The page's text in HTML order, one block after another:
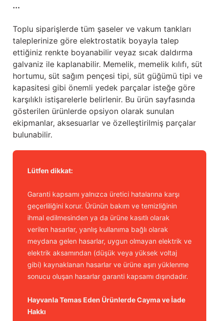
...
Toplu siparişlerde tüm şaseler ve vakum tankları
taleplerinize göre elektrostatik boyayla talep
ettiğiniz renkte boyanabilir veyaz sıcak daldırma
galvaniz ile kaplanabilir. Memelik, memelik kılıfı, süt
hortumu, süt sağım pençesi tipi, süt güğümü tipi ve
kapasitesi gibi önemli yedek parçalar isteğe göre
karşılıklı istişarelerle belirlenir. Bu ürün sayfasında
gösterilen ürünlerde opsiyon olarak sunulan
ekipmanlar, aksesuarlar ve özelleştirilmiş parçalar
bulunabilir.
Lütfen dikkat:
Garanti kapsamı yalnızca üretici hatalarına karşı
geçerliliğini korur. Ürünün bakım ve temizliğinin
ihmal edilmesinden ya da ürüne kasıtlı olarak
verilen hasarlar, yanlış kullanıma bağlı olarak
meydana gelen hasarlar, uygun olmayan elektrik ve
elektrik aksamından (düşük veya yüksek voltaj
gibi) kaynaklanan hasarlar ve ürüne aşırı yüklenme
sonucu oluşan hasarlar garanti kapsamı dışındadır.
Hayvanla Temas Eden Ürünlerde Cayma ve İade
Hakkı